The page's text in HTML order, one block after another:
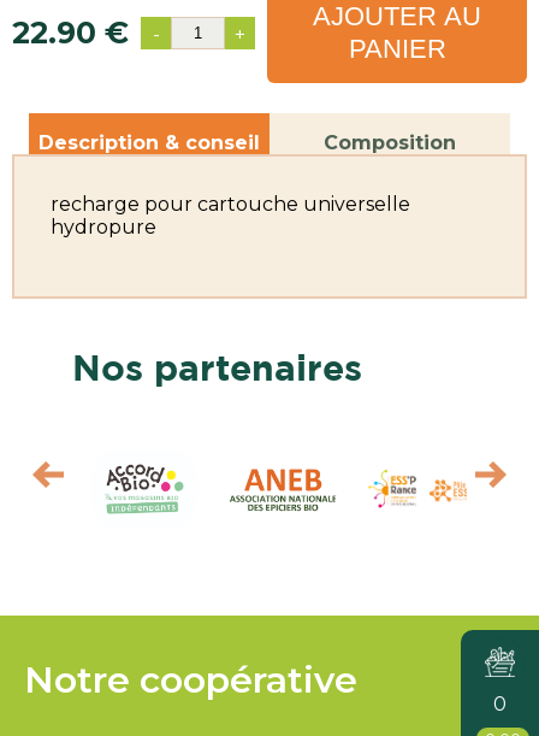
0
22.90 € - +
AJOUTER AU
PANIER
Description & conseil Composition
recharge pour cartouche universelle
hydropure
Nos partenaires
Notre coopérative